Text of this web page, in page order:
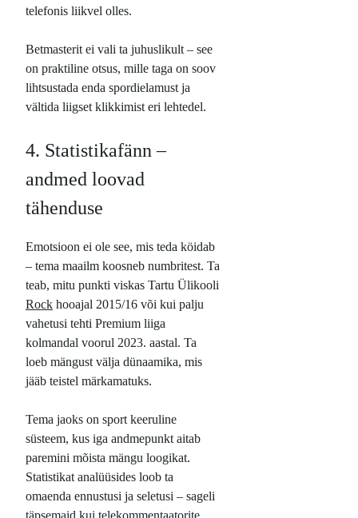
telefonis liikvel olles.
Betmasterit ei vali ta juhuslikult – see
on praktiline otsus, mille taga on soov
lihtsustada enda spordielamust ja
vältida liigset klikkimist eri lehtedel.
4. Statistikafänn –
andmed loovad
tähenduse
Emotsioon ei ole see, mis teda köidab
– tema maailm koosneb numbritest. Ta
teab, mitu punkti viskas Tartu Ülikooli
Rock hooajal 2015/16 või kui palju
vahetusi tehti Premium liiga
kolmandal voorul 2023. aastal. Ta
loeb mängust välja dünaamika, mis
jääb teistel märkamatuks.
Tema jaoks on sport keeruline
süsteem, kus iga andmepunkt aitab
paremini mõista mängu loogikat.
Statistikat analüüsides loob ta
omaenda ennustusi ja seletusi – sageli